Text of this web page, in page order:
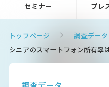
セミナー プレ
トップページ
調査データ
シニアのスマートフォン所有率
調査データ